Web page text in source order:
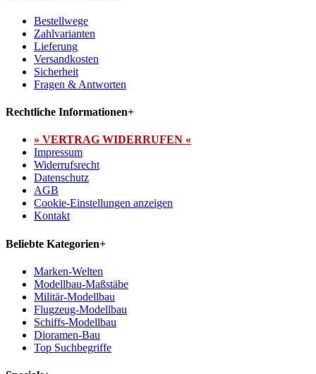
Bestellwege
Zahlvarianten
Lieferung
Versandkosten
Sicherheit
Fragen & Antworten
Rechtliche Informationen+
» VERTRAG WIDERRUFEN «
Impressum
Widerrufsrecht
Datenschutz
AGB
Cookie-Einstellungen anzeigen
Kontakt
Beliebte Kategorien+
Marken-Welten
Modellbau-Maßstäbe
Militär-Modellbau
Flugzeug-Modellbau
Schiffs-Modellbau
Dioramen-Bau
Top Suchbegriffe